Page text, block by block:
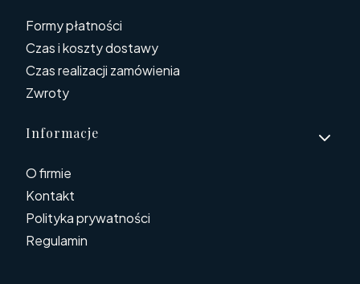
Formy płatności
Czas i koszty dostawy
Czas realizacji zamówienia
Zwroty
Informacje
O firmie
Kontakt
Polityka prywatności
Regulamin